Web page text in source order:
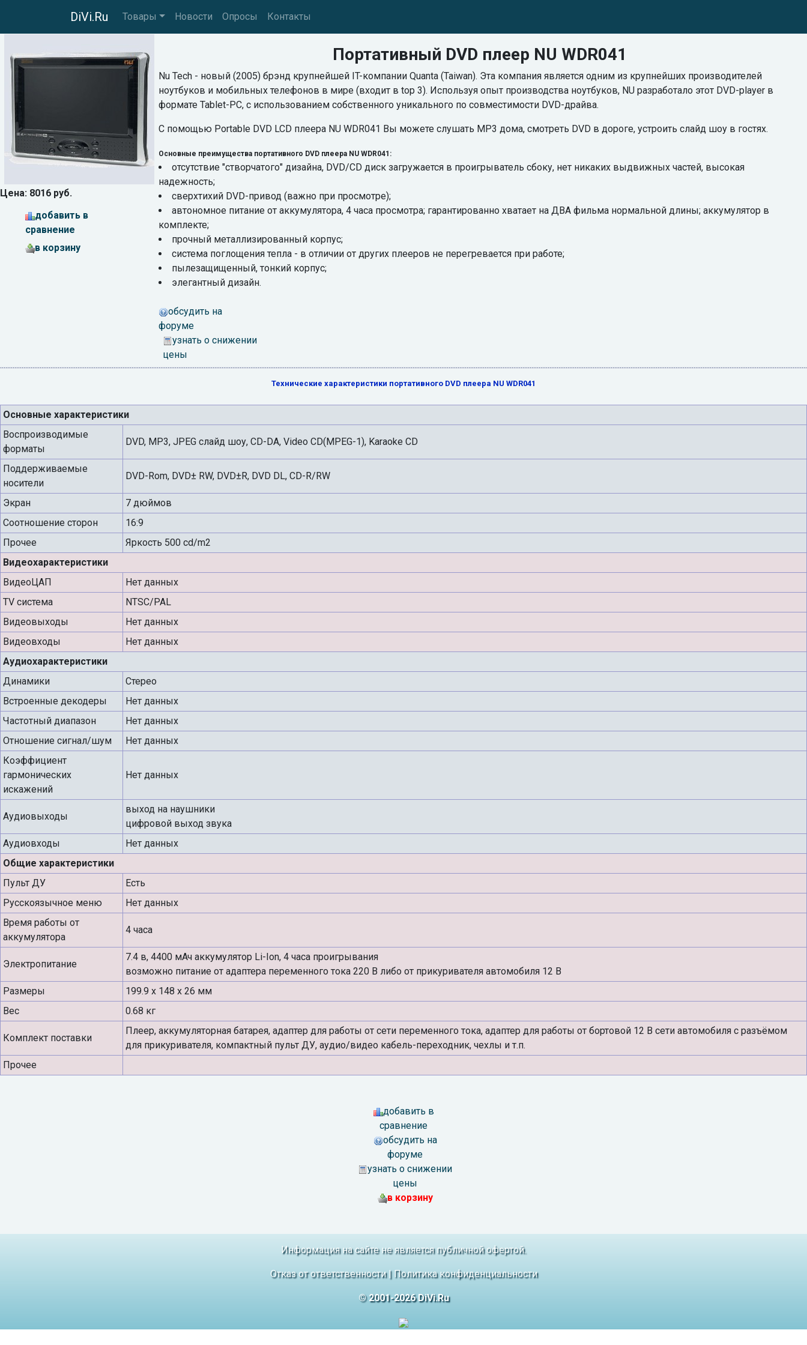
DiVi.Ru Товары Новости Опросы Контакты
Цена: 8016 руб.
добавить в
сравнение
в корзину
Портативный DVD плеер NU WDR041
Nu Tech - новый (2005) брэнд крупнейшей IT-компании Quanta (Taiwan). Эта компания является одним из крупнейших производителей
ноутбуков и мобильных телефонов в мире (входит в top 3). Используя опыт производства ноутбуков, NU разработало этот DVD-player в
формате Tablet-PC, с использованием собственного уникального по совместимости DVD-драйва.
С помощью Portable DVD LCD плеера NU WDR041 Вы можете слушать MP3 дома, смотреть DVD в дороге, устроить слайд шоу в гостях.
Основные преимущества портативного DVD плеера NU WDR041:
отсутствие "створчатого" дизайна, DVD/CD диск загружается в проигрыватель сбоку, нет никаких выдвижных частей, высокая
надежность;
сверхтихий DVD-привод (важно при просмотре);
автономное питание от аккумулятора, 4 часа просмотра; гарантированно хватает на ДВА фильма нормальной длины; аккумулятор в
комплекте;
прочный металлизированный корпус;
система поглощения тепла - в отличии от других плееров не перегревается при работе;
пылезащищенный, тонкий корпус;
элегантный дизайн.
обсудить на
форуме
узнать о снижении
цены
Технические характеристики портативного DVD плеера NU WDR041
Основные характеристики
Воспроизводимые
форматы
DVD, MP3, JPEG слайд шоу, CD-DA, Video CD(MPEG-1), Karaoke CD
Поддерживаемые
носители
DVD-Rom, DVD± RW, DVD±R, DVD DL, CD-R/RW
Экран
7 дюймов
Соотношение сторон
16:9
Прочее
Яркость 500 cd/m2
Видеохарактеристики
ВидеоЦАП
Нет данных
TV система
NTSC/PAL
Видеовыходы
Нет данных
Видеовходы
Нет данных
Аудиохарактеристики
Динамики
Стерео
Встроенные декодеры
Нет данных
Частотный диапазон
Нет данных
Отношение сигнал/шум
Нет данных
Коэффициент
гармонических
искажений
Нет данных
Аудиовыходы
выход на наушники
цифровой выход звука
Аудиовходы
Нет данных
Общие характеристики
Пульт ДУ
Есть
Русскоязычное меню
Нет данных
Время работы от
аккумулятора
4 часа
Электропитание
7.4 в, 4400 мАч аккумулятор Li-Ion, 4 часа проигрывания
возможно питание от адаптера переменного тока 220 В либо от прикуривателя автомобиля 12 В
Размеры
199.9 x 148 x 26 мм
Вес
0.68 кг
Комплект поставки
Плеер, аккумуляторная батарея, адаптер для работы от сети переменного тока, адаптер для работы от бортовой 12 В сети автомобиля с разъёмом
для прикуривателя, компактный пульт ДУ, аудио/видео кабель-переходник, чехлы и т.п.
Прочее
добавить в
сравнение
обсудить на
форуме
узнать о снижении
цены
в корзину
Информация на сайте не является публичной офертой.
Отказ от ответственности| Политика конфиденциальности
© 2001-2026 DiVi.Ru